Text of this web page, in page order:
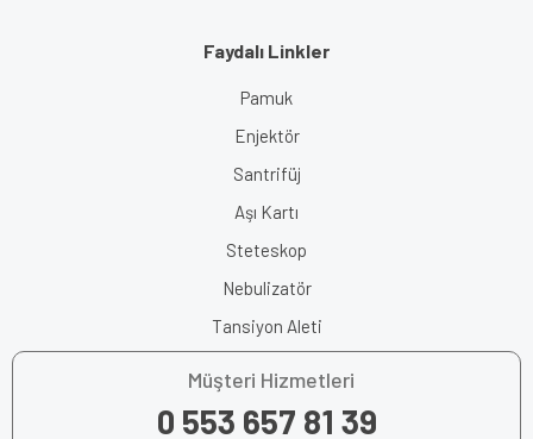
Faydalı Linkler
Pamuk
Enjektör
Santrifüj
Aşı Kartı
Steteskop
Nebulizatör
Tansiyon Aleti
Müşteri Hizmetleri
0 553 657 81 39